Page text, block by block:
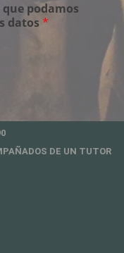
podamos
datos*
DE UN TUTOR